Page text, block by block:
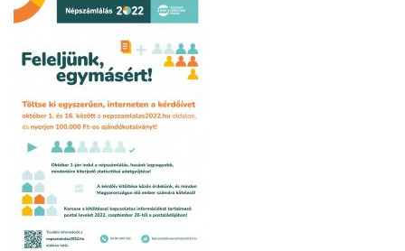
LÁTNIVALÓK
KAPCSOLAT
ÖNKORMÁNYZAT
KÉPVISELŐ-TESTÜLET
VÁLASZTÁSI INFORMÁCIÓK
NEMZETISÉGI ÖNKORMÁNYZAT